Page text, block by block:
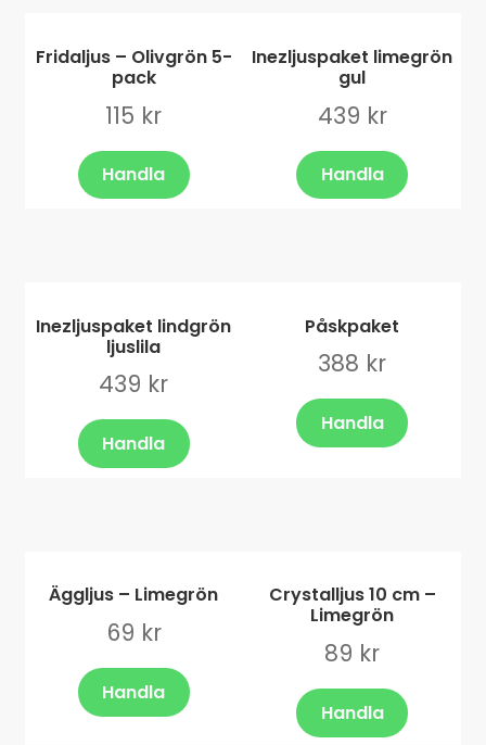
Fridaljus – Olivgrön 5-
pack
115 kr
Handla
Inezljuspaket limegrön
gul
439 kr
Handla
Inezljuspaket lindgrön
ljuslila
439 kr
Handla
Påskpaket
388 kr
Handla
Äggljus – Limegrön
69 kr
Handla
Crystalljus 10 cm –
Limegrön
89 kr
Handla